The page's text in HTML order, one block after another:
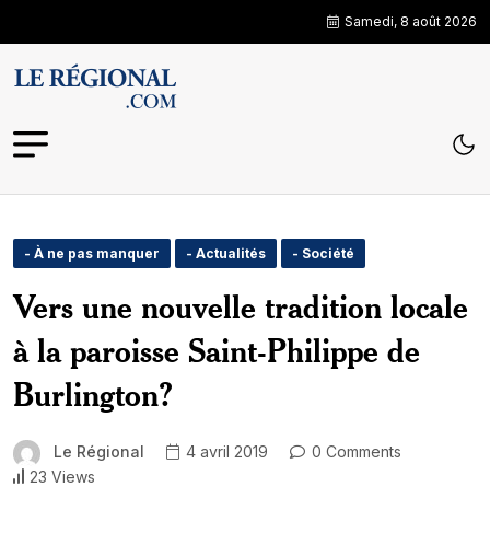
Samedi, 8 août 2026
- À ne pas manquer - Actualités - Société
Vers une nouvelle tradition locale
à la paroisse Saint-Philippe de
Burlington?
Le Régional 4 avril 2019
0 Comments
23 Views